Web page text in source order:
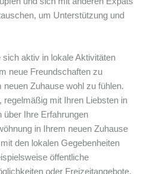
um Unterstützung und
aktiv in lokale Aktivitäten
neue Freundschaften zu
Zuhause wohl zu fühlen.
regelmäßig mit Ihren Liebsten in
über Ihre Erfahrungen
in Ihrem neuen Zuhause
den lokalen Gegebenheiten
öffentliche
oder Freizeitangebote.